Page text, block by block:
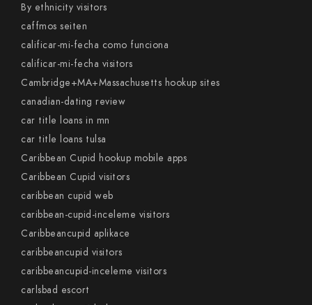
By ethnicity visitors
caffmos seiten
calificar-mi-fecha como funciona
calificar-mi-fecha visitors
Cambridge+MA+Massachusetts hookup sites
canadian-dating review
car title loans in mn
car title loans tulsa
Caribbean Cupid hookup mobile apps
Caribbean Cupid visitors
caribbean cupid web
caribbean-cupid-inceleme visitors
Caribbeancupid aplikace
caribbeancupid visitors
caribbeancupid-inceleme visitors
carlsbad escort